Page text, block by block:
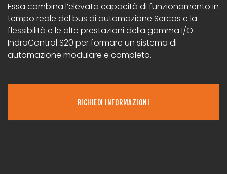
Essa combina l’elevata capacità di funzionamento in
tempo reale del bus di automazione Sercos e la
flessibilità e le alte prestazioni della gamma I/O
IndraControl S20 per formare un sistema di
automazione modulare e completo.
RICHIEDI INFORMAZIONI